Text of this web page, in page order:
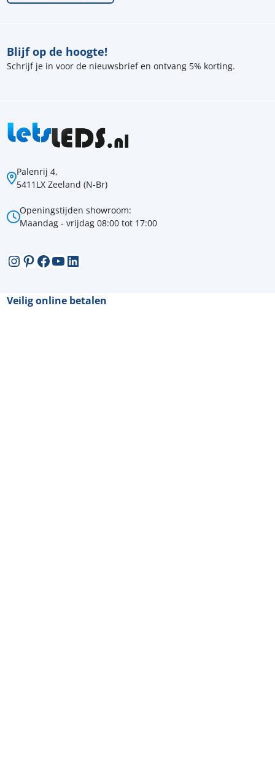
Palenrij 4,
5411LX Zeeland (N-Br)
Openingstijden showroom:
Maandag - vrijdag 08:00 tot 17:00
Instagram
Pinterest
Facebook
YouTube
LinkedIn
Blijf op de hoogte!
Schrijf je in voor de nieuwsbrief en ontvang 5% korting.
Veilig online betalen